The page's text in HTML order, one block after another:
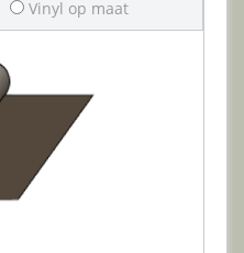
Vinyl op maat